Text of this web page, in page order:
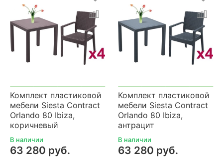
Комплект пластиковой
мебели Siesta Contract
Orlando 80 Ibiza,
коричневый
В наличии
63 280 руб.
Комплект пластиковой
мебели Siesta Contract
Orlando 80 Ibiza,
антрацит
В наличии
63 280 руб.